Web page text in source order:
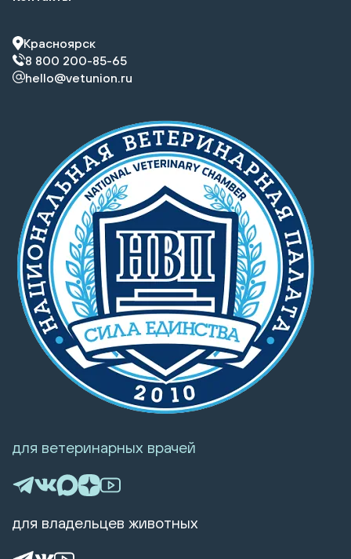
Красноярск
8 800 200-85-65
hello@vetunion.ru
для ветеринарных врачей
для владельцев животных